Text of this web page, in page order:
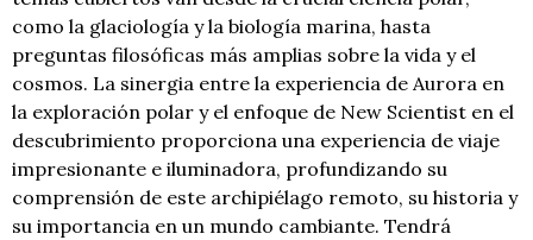
como la glaciología y la biología marina, hasta
preguntas filosóficas más amplias sobre la vida y el
cosmos. La sinergia entre la experiencia de Aurora en
la exploración polar y el enfoque de New Scientist en el
descubrimiento proporciona una experiencia de viaje
impresionante e iluminadora, profundizando su
comprensión de este archipiélago remoto, su historia y
su importancia en un mundo cambiante. Tendrá